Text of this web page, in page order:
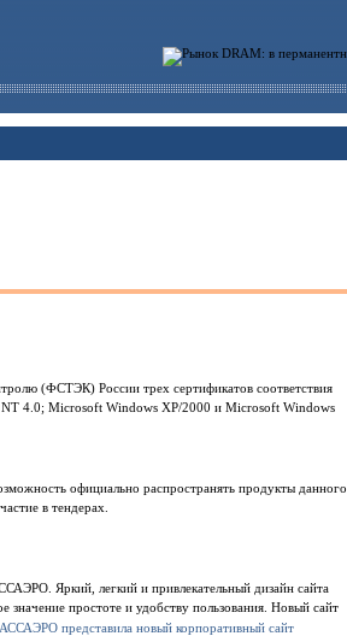
(ФСТЭК) России трех сертификатов соответствия
4.0; Microsoft Windows XP/2000 и Microsoft Windows
официально распространять продукты данного
в тендерах.
Яркий, легкий и привлекательный дизайн сайта
простоте и удобству пользования. Новый сайт